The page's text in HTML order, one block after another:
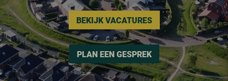
BEKIJK VACATURES
PLAN EEN GESPREK